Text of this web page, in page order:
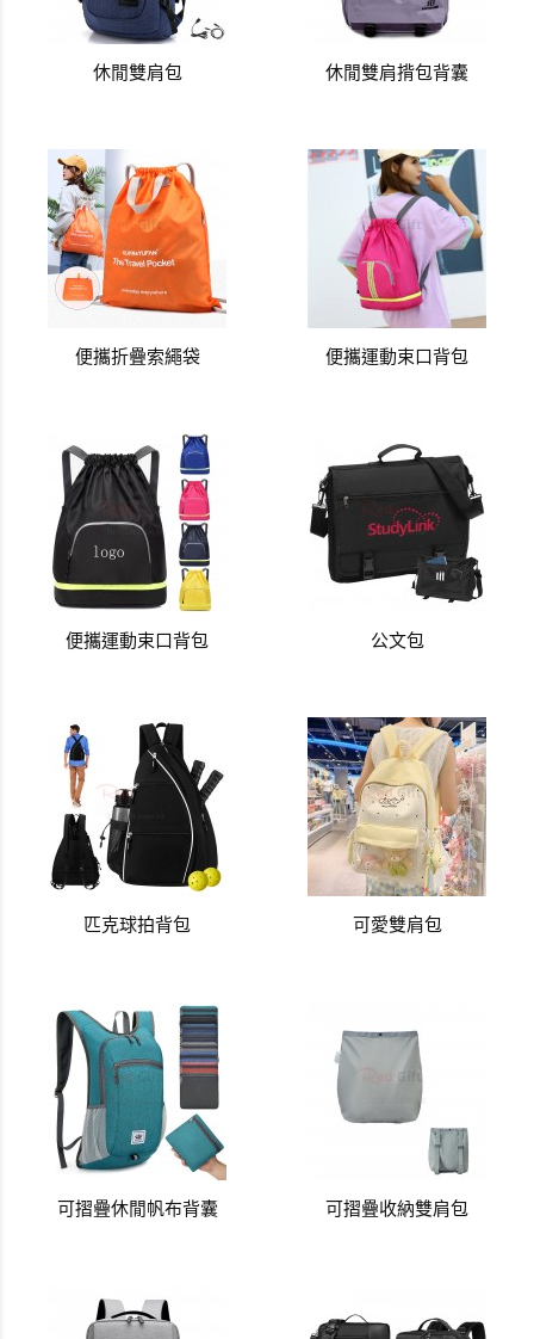
休閒雙肩包 休閒雙肩揹包背囊
便攜折疊索繩袋 便攜運動束口背包
便攜運動束口背包 公文包
匹克球拍背包 可愛雙肩包
可摺疊休閒帆布背囊 可摺疊收納雙肩包